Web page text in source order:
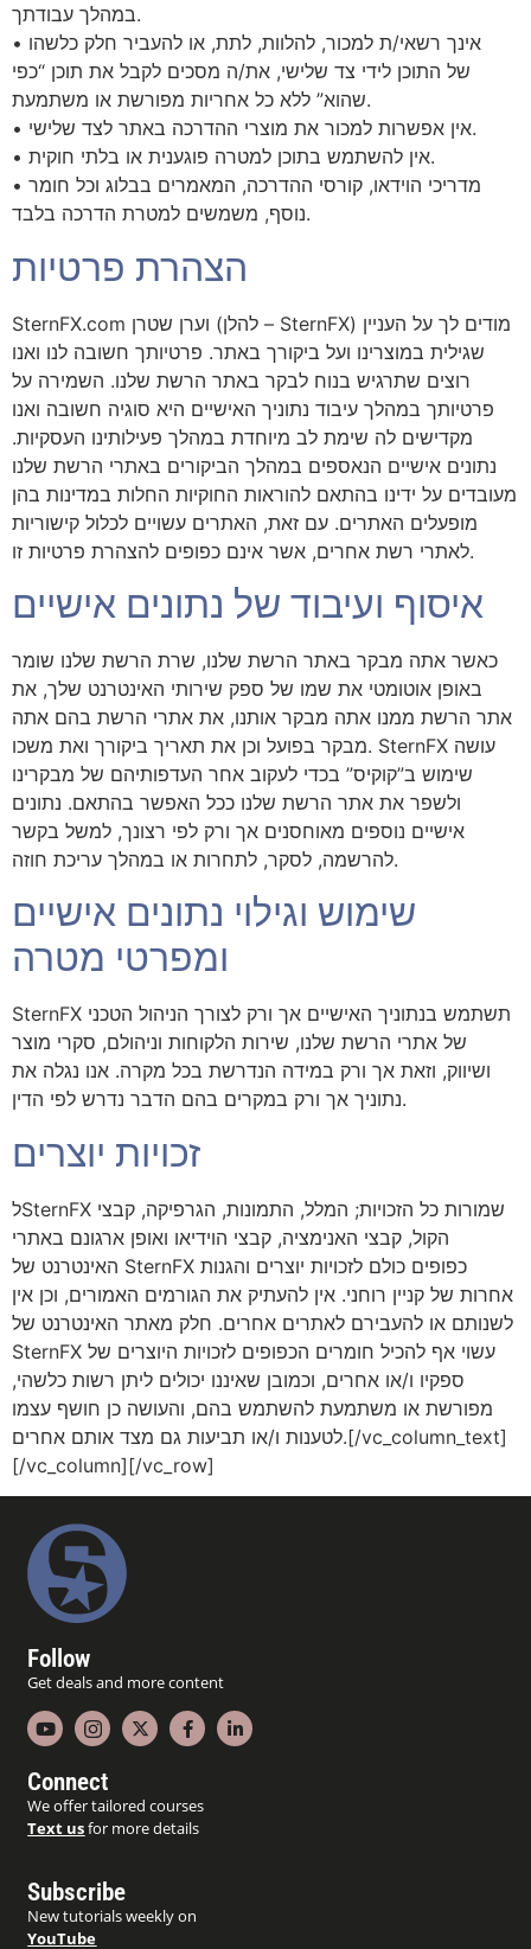
במהלך עבודתך.
• אינך רשאי/ת למכור, להלוות, לתת, או להעביר חלק כלשהו
של התוכן לידי צד שלישי, את/ה מסכים לקבל את תוכן “כפי
שהוא” ללא כל אחריות מפורשת או משתמעת.
• אין אפשרות למכור את מוצרי ההדרכה באתר לצד שלישי.
• אין להשתמש בתוכן למטרה פוגענית או בלתי חוקית.
• מדריכי הוידאו, קורסי ההדרכה, המאמרים בבלוג וכל חומר
נוסף, משמשים למטרת הדרכה בלבד.
הצהרת פרטיות
SternFX.com וערן שטרן (להלן – SternFX) מודים לך על העניין
שגילית במוצרינו ועל ביקורך באתר. פרטיותך חשובה לנו ואנו
רוצים שתרגיש בנוח לבקר באתר הרשת שלנו. השמירה על
פרטיותך במהלך עיבוד נתוניך האישיים היא סוגיה חשובה ואנו
מקדישים לה שימת לב מיוחדת במהלך פעילותינו העסקיות.
נתונים אישיים הנאספים במהלך הביקורים באתרי הרשת שלנו
מעובדים על ידינו בהתאם להוראות החוקיות החלות במדינות בהן
מופעלים האתרים. עם זאת, האתרים עשויים לכלול קישוריות
לאתרי רשת אחרים, אשר אינם כפופים להצהרת פרטיות זו.
איסוף ועיבוד של נתונים אישיים
כאשר אתה מבקר באתר הרשת שלנו, שרת הרשת שלנו שומר
באופן אוטומטי את שמו של ספק שירותי האינטרנט שלך, את
אתר הרשת ממנו אתה מבקר אותנו, את אתרי הרשת בהם אתה
מבקר בפועל וכן את תאריך ביקורך ואת משכו. SternFX עושה
שימוש ב”קוקיס” בכדי לעקוב אחר העדפותיהם של מבקרינו
ולשפר את אתר הרשת שלנו ככל האפשר בהתאם. נתונים
אישיים נוספים מאוחסנים אך ורק לפי רצונך, למשל בקשר
להרשמה, לסקר, לתחרות או במהלך עריכת חוזה.
שימוש וגילוי נתונים אישיים
ומפרטי מטרה
SternFX תשתמש בנתוניך האישיים אך ורק לצורך הניהול הטכני
של אתרי הרשת שלנו, שירות הלקוחות וניהולם, סקרי מוצר
ושיווק, וזאת אך ורק במידה הנדרשת בכל מקרה. אנו נגלה את
נתוניך אך ורק במקרים בהם הדבר נדרש לפי הדין.
זכויות יוצרים
לSternFX שמורות כל הזכויות; המלל, התמונות, הגרפיקה, קבצי
הקול, קבצי האנימציה, קבצי הוידיאו ואופן ארגונם באתרי
האינטרנט של SternFX כפופים כולם לזכויות יוצרים והגנות
אחרות של קניין רוחני. אין להעתיק את הגורמים האמורים, וכן אין
לשנותם או להעבירם לאתרים אחרים. חלק מאתר האינטרנט של
SternFX עשוי אף להכיל חומרים הכפופים לזכויות היוצרים של
ספקיו ו/או אחרים, וכמובן שאיננו יכולים ליתן רשות כלשהי,
מפורשת או משתמעת להשתמש בהם, והעושה כן חושף עצמו
לטענות ו/או תביעות גם מצד אותם אחרים.[/vc_column_text]
[/vc_column][/vc_row]
Follow
Get deals and more content
Connect
We offer tailored courses
Text usfor more details
Subscribe
New tutorials weekly on
YouTube